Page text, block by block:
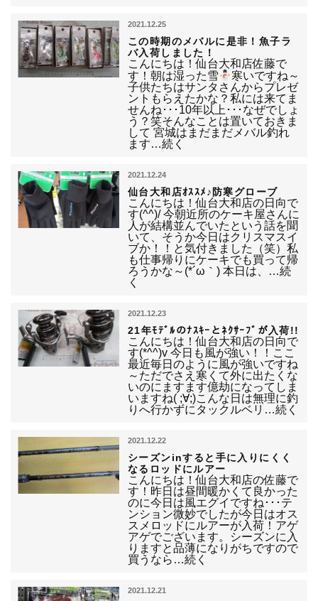
2021.12.25
この時期のメバルに是非！魚子ラ
バ入荷しました！
こんにちは！仙台大和店佐藤で
す！朝は湿った雪
寒いですね～
子供たちはサンタさんからプレゼ
ントもらえたかな？私には来てま
せんね･･･10年以上･･･なぜでしょ
う？笑そんなことは置いておきま
して 宮城はまだまだメバル釣れ
ます…続く
2021.12.24
仙台大和店ｵｽｽﾒ♪防寒グローブ
こんにちは！仙台大和店の日向で
す(^^)/ 今朝近所のケーキ屋さんに
人が結構並んでいたという話を聞
いて、そうか今日はクリスマスイ
ブか！！と気付きました（笑）私
も仕事帰りにケーキでも買って帰
ろうかな～(*´ω｀) 本日は、…続
く
2021.12.23
21年ﾓﾃﾞﾙのﾅｽｷｰとﾈｸｻｰﾌﾞが入荷!!
こんにちは！仙台大和店の日向で
す(*^^)v 今日も風が強い！！ここ
最近毎日のように風が強いですね
～ただでさえ寒くて外に出たくな
いのにますます億劫になってしま
いますね( ;∀;)こんな日は無理に釣
りへ行かずにタックルベリ…続く
2021.12.22
シーズンinすると手に入りにくく
なるロッドにルアー
こんにちは！仙台大和店の佐藤で
す！昨日は昼間暖かくて良かった
のに今日は風エグイですね･･･テ
ンション微妙でしたが今日はオス
スメロッドにルアーが入荷！アゲ
アゲでございます。シーズンに入
りますと品薄になりがちですので
買うなら…続く
2021.12.21